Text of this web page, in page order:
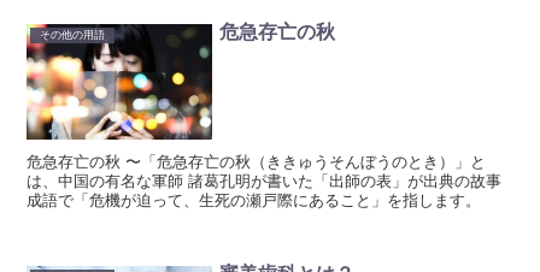
その他の用語 危急存亡の秋
危急存亡の秋 〜「危急存亡の秋（ききゅうそんぼうのとき）」と
は、中国の有名な軍師 諸葛孔明が書いた「出師の表」が出典の故事
成語で「危機が迫って、生死の瀬戸際にあること」を指します。